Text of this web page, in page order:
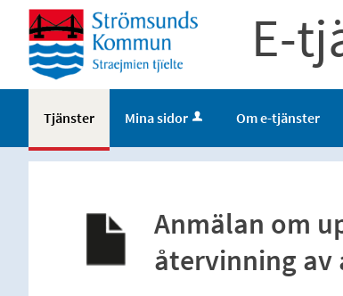
E-
Tjänster Mina sidor Om e-tjänster
Anmälan om
återvinning av